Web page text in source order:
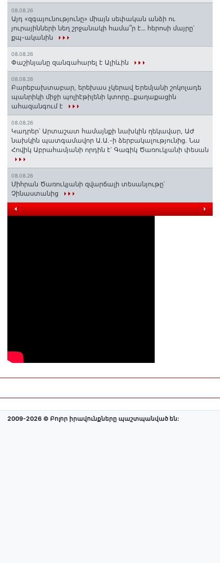
08.08.26
Այդ «զգայունությունը» միայն սեփական անձի ու
յուրայինների նեղ շրջանակի համա՞ր է․․․ հերոսի մայրը՝
քպ-ականին
08.08.26
Փաշինյանը զանգահարել է Ալիևին
08.08.26
Բարեբախտաբար, երեխաս չկերավ Երեմյանի շոկոլադե
պանրիկի միջի պոլիէթիլենի կտորը․․․քաղաքացին
ահազանգում է
08.08.26
Կադրեր՝ Արտաշատ համայնքի նախկին ղեկավար, ԱԺ
նախկին պատգամավոր Ա.Ա.-ի ձերբակալությունից. Նա
Հովիկ Աբրահամյանի որդին է՝ Գագիկ Ծառուկյանի փեսան
08.08.26
Միհրան Ծառուկյանի զվարճալի տեսանյութը՝
Չինաստանից
2009-2026 © Բոլոր իրավունքները պաշտպանված են: